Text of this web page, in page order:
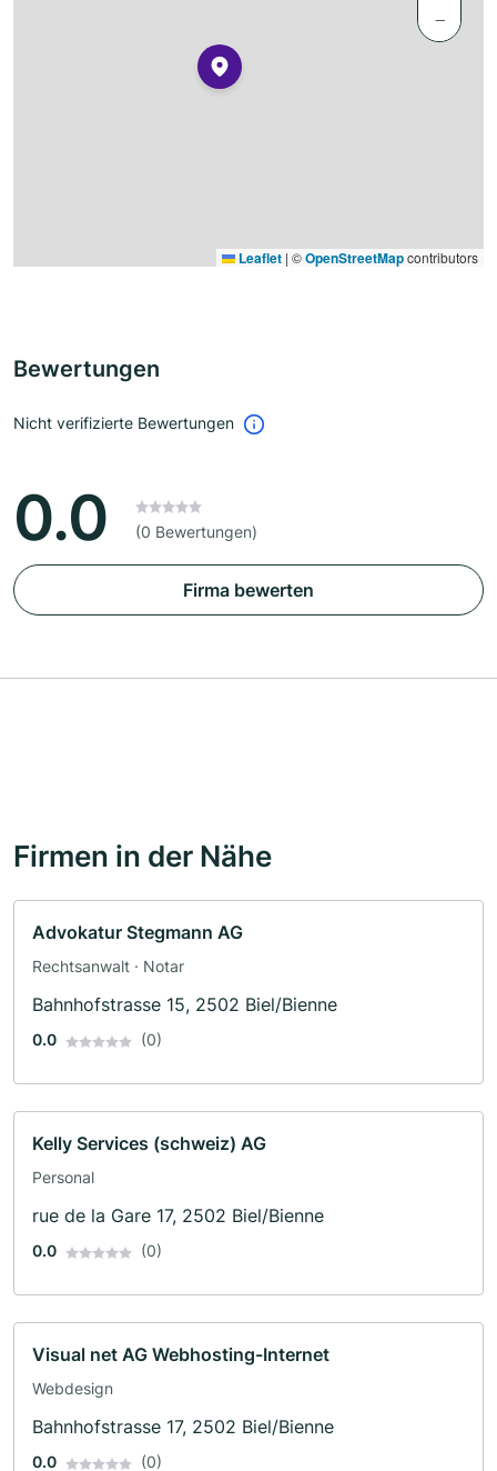
−
Leaflet | ©OpenStreetMapcontributors
Bewertungen
Nicht verifizierte Bewertungen
0.0 (0 Bewertungen)
Firma bewerten
Firmen in der Nähe
Advokatur Stegmann AG
Rechtsanwalt · Notar
Bahnhofstrasse 15, 2502 Biel/Bienne
0.0 (0)
Kelly Services (schweiz) AG
Personal
rue de la Gare 17, 2502 Biel/Bienne
0.0 (0)
Visual net AG Webhosting-Internet
Webdesign
Bahnhofstrasse 17, 2502 Biel/Bienne
0.0 (0)